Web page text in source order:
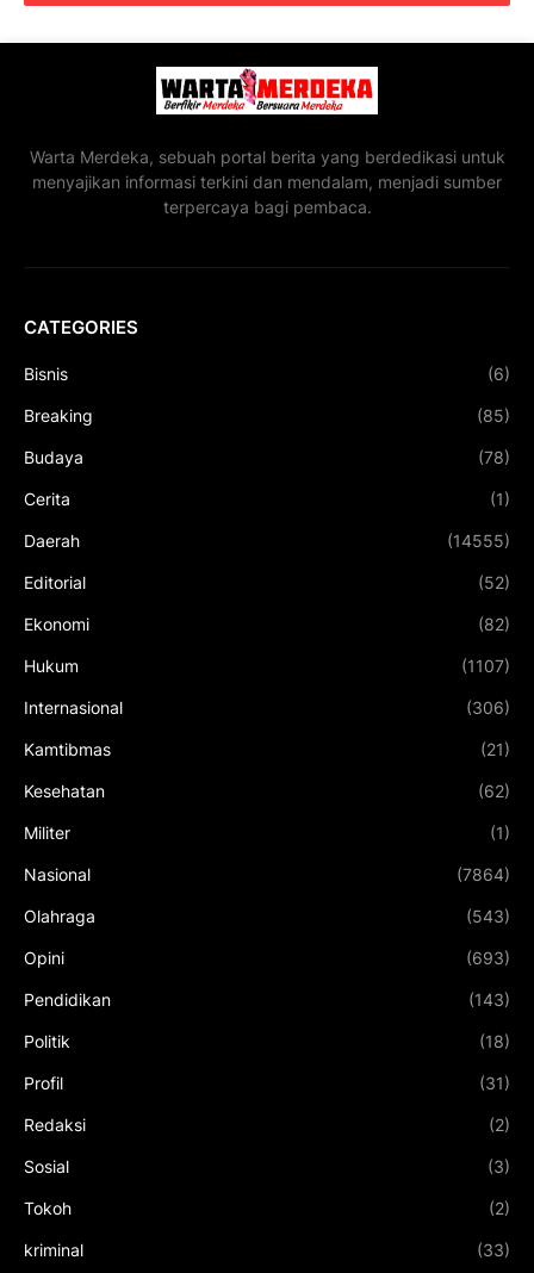
Warta Merdeka, sebuah portal berita yang berdedikasi untuk
menyajikan informasi terkini dan mendalam, menjadi sumber
terpercaya bagi pembaca.
CATEGORIES
Bisnis (6)
Breaking (85)
Budaya (78)
Cerita (1)
Daerah (14555)
Editorial (52)
Ekonomi (82)
Hukum (1107)
Internasional (306)
Kamtibmas (21)
Kesehatan (62)
Militer (1)
Nasional (7864)
Olahraga (543)
Opini (693)
Pendidikan (143)
Politik (18)
Profil (31)
Redaksi (2)
Sosial (3)
Tokoh (2)
kriminal (33)